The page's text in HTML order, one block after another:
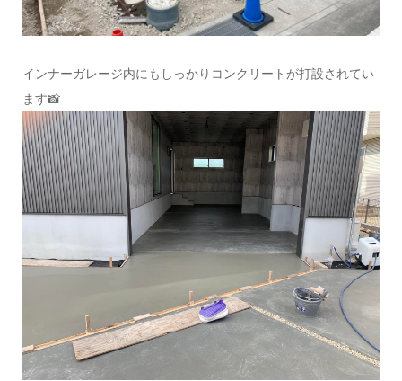
インナーガレージ内にもしっかりコンクリートが打設されてい
ます📸